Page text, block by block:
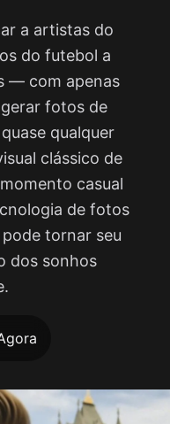
a artistas do
do futebol a
— com apenas
fotos de
qualquer
clássico de
casual
de fotos
tornar seu
dos sonhos